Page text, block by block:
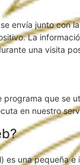
envía junto con
La
una visita
que se
en nuestro
es una pequeña